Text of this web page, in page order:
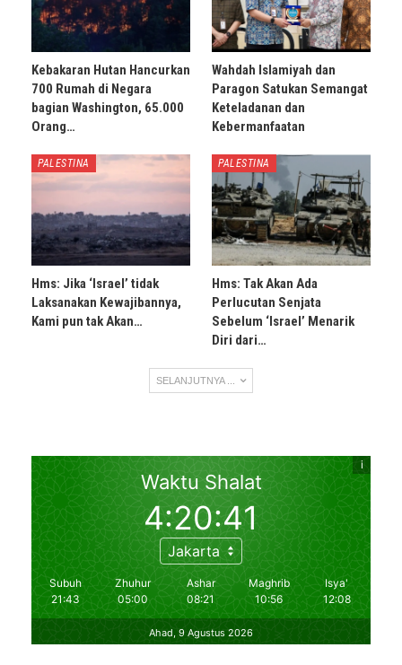
Kebakaran Hutan Hancurkan
700 Rumah di Negara
bagian Washington, 65.000
Orang…
Wahdah Islamiyah dan
Paragon Satukan Semangat
Keteladanan dan
Kebermanfaatan
PALESTINA
Hms: Jika ‘Israel’ tidak
Laksanakan Kewajibannya,
Kami pun tak Akan…
PALESTINA
Hms: Tak Akan Ada
Perlucutan Senjata
Sebelum ‘Israel’ Menarik
Diri dari…
SELANJUTNYA ...